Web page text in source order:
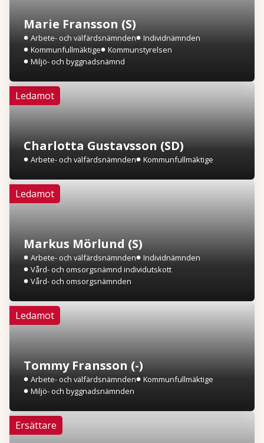
Ersättare
Arbete- och välfärdsnämnden Kommunfullmäktige
Charlotta Gustavsson (SD)
Ledamot
Arbete- och välfärdsnämnden
Individnämnden
Vård- och omsorgsnämnd individutskott
Vård- och omsorgsnämnden
Markus Mörlund (S)
Ledamot
Arbete- och välfärdsnämnden
Individnämnden
Kommunfullmäktige
Kommunstyrelsen
Miljö- och byggnadsnämnd
Marie Fransson (S)
Arbete- och välfärdsnämnden
Kommunfullmäktige
Miljö- och byggnadsnämnden
Tommy Fransson (-)
Ledamot